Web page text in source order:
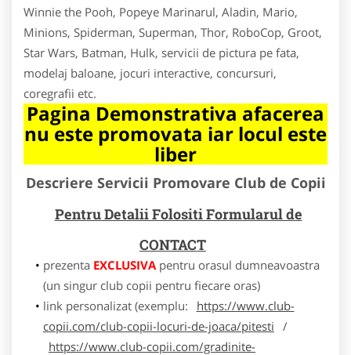
Winnie the Pooh, Popeye Marinarul, Aladin, Mario,
Minions, Spiderman, Superman, Thor, RoboCop, Groot,
Star Wars, Batman, Hulk, servicii de pictura pe fata,
modelaj baloane, jocuri interactive, concursuri,
coregrafii etc.
Pagina Demonstrativa afacerea
nu este promovata iar locul este
liber
Descriere Servicii Promovare Club de Copii
Pentru Detalii Folositi Formularul de
CONTACT
prezenta EXCLUSIVApentru orasul dumneavoastra
(un singur club copii pentru fiecare oras)
link personalizat (exemplu:
https://www.club-
copii.com/club-copii-locuri-de-joaca/pitesti /
https://www.club-copii.com/gradinite-